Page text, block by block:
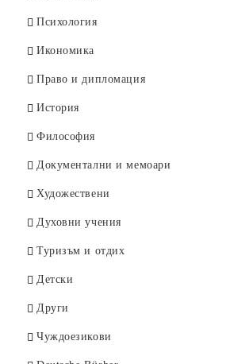
Психология
Икономика
Право и дипломация
История
Философия
Документални и мемоари
Художествени
Духовни учения
Туризъм и отдих
Детски
Други
Чуждоезикови